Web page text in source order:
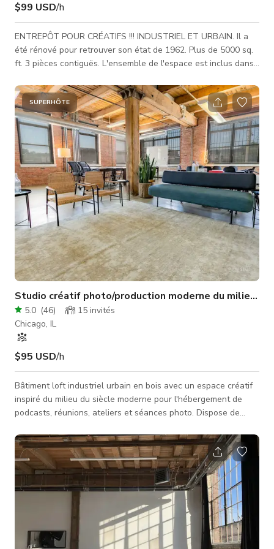
$99 USD/h
ENTREPÔT POUR CRÉATIFS !!! INDUSTRIEL ET URBAIN. Il a
été rénové pour retrouver son état de 1962. Plus de 5000 sq.
ft. 3 pièces contiguës. L'ensemble de l'espace est inclus dans
état et impeccable. Prenez votre temps ! Caractéristiques : -
Briques apparentes, sol en béton, portes et fenêtres d'origine.
Il y a aussi un sol en bois dans la zone galerie. - ÉCLAIRAGE.
TOUT EST INCLUS !!! Les puits de lumière d'origine l
SUPERHÔTE
Studio créatif photo/production moderne du milieu du
5.0 (46) 15 invités
Chicago, IL
$95 USD/h
Bâtiment loft industriel urbain en bois avec un espace créatif
inspiré du milieu du siècle moderne pour l'hébergement de
podcasts, réunions, ateliers et séances photo. Dispose de
est facilement accessible et situé au même niveau que le
studio.